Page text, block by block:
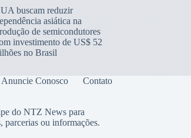
buscam reduzir
asiática na
de semicondutores
investimento de US$ 52
no Brasil
Anuncie Conosco Contato
do NTZ News para
parcerias ou informações.